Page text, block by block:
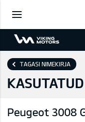
TAGASI NIMEKIRJA
Peugeot 3008